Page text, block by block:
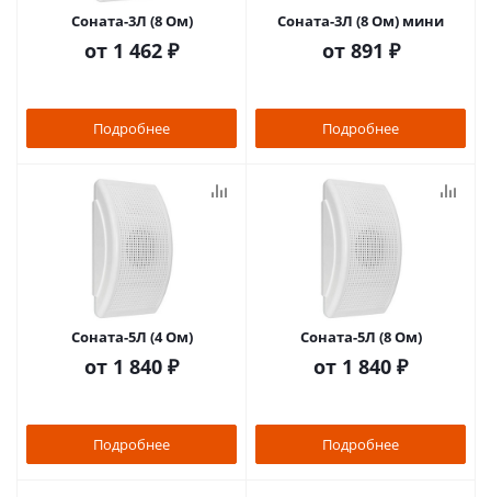
Соната-3Л (8 Ом)
от 1 462 ₽
Подробнее
Соната-3Л (8 Ом) мини
от 891 ₽
Подробнее
Соната-5Л (4 Ом)
от 1 840 ₽
Подробнее
Соната-5Л (8 Ом)
от 1 840 ₽
Подробнее